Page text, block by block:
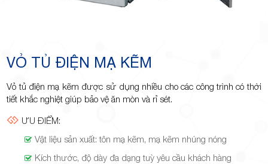
Minh
Giảng,
VỎ TỦ ĐIỆN MẠ KẼM
Vỏ tủ điện mạ kẽm được sử dụng nhiều cho các công trình có thời
tiết khắc nghiệt giúp bảo vệ ăn mòn và rỉ sét.
ƯU ĐIỂM:
Vật liệu sản xuất: tôn mạ kẽm, mạ kẽm nhúng nóng
Kích thước, độ dày đa dạng tuỳ yêu cầu khách hàng